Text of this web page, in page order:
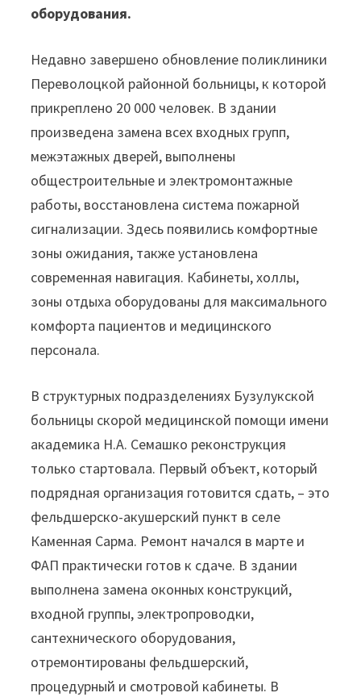
оборудования.
Недавно завершено обновление поликлиники
Переволоцкой районной больницы, к которой
прикреплено 20 000 человек. В здании
произведена замена всех входных групп,
межэтажных дверей, выполнены
общестроительные и электромонтажные
работы, восстановлена система пожарной
сигнализации. Здесь появились комфортные
зоны ожидания, также установлена
современная навигация. Кабинеты, холлы,
зоны отдыха оборудованы для максимального
комфорта пациентов и медицинского
персонала.
В структурных подразделениях Бузулукской
больницы скорой медицинской помощи имени
академика Н.А. Семашко реконструкция
только стартовала. Первый объект, который
подрядная организация готовится сдать, – это
фельдшерско-акушерский пункт в селе
Каменная Сарма. Ремонт начался в марте и
ФАП практически готов к сдаче. В здании
выполнена замена оконных конструкций,
входной группы, электропроводки,
сантехнического оборудования,
отремонтированы фельдшерский,
процедурный и смотровой кабинеты. В